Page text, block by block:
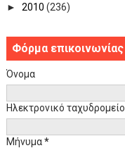
► 2010 (236)
Φόρμα επικοινωνίας
Όνομα
Ηλεκτρονικό ταχυδρομείο
Μήνυμα*